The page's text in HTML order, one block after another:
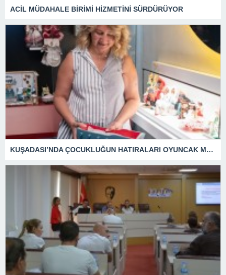
ACİL MÜDAHALE BİRİMİ HİZMETİNİ SÜRDÜRÜYOR
KUŞADASI’NDA ÇOCUKLUĞUN HATIRALARI OYUNCAK MÜZESİNDE HAYAT BULACAK